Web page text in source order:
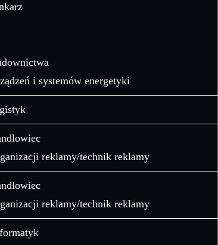
i systemów energetyki
reklamy/technik reklamy
reklamy/technik reklamy